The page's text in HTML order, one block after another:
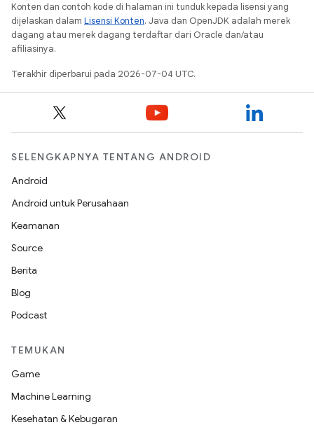
Konten dan contoh kode di halaman ini tunduk kepada lisensi yang
dijelaskan dalam Lisensi Konten. Java dan OpenJDK adalah merek
dagang atau merek dagang terdaftar dari Oracle dan/atau
afiliasinya.
Terakhir diperbarui pada 2026-07-04 UTC.
SELENGKAPNYA TENTANG ANDROID
Android
Android untuk Perusahaan
Keamanan
Source
Berita
Blog
Podcast
TEMUKAN
Game
Machine Learning
Kesehatan & Kebugaran